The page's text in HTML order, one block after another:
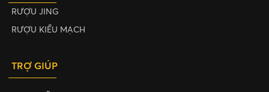
RƯỢU JING
RƯỢU KIỀU MẠCH
TRỢ GIÚP